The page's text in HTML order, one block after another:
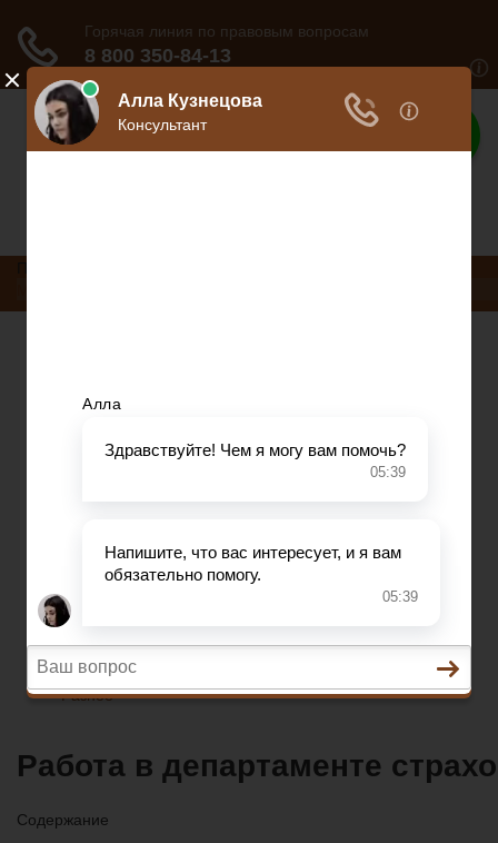
Дело юриста
Кредитование
Разное
Трудовое право
Пенсионное страхование
Кредитование
Предпринимательское право
Разное
Работа в департаменте
Содержание